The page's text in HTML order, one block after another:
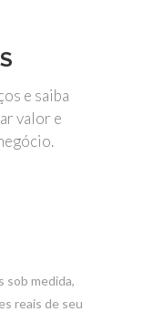
e saiba
valor e
sob medida,
reais de seu